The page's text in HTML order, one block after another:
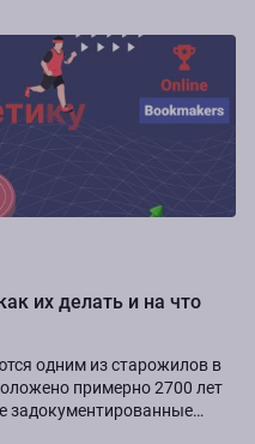
их делать и на что
одним из старожилов в
примерно 2700 лет
задокументированные